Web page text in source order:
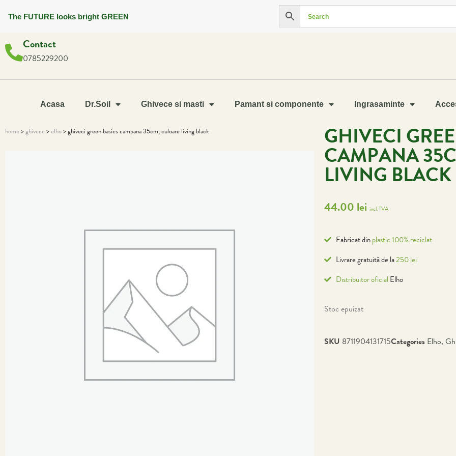
The FUTURE looks bright GREEN
Contact
0785229200
Acasa Dr.Soil Ghivece si masti Pamant si componente Ingrasaminte
home>ghivece>elho> ghiveci green basics campana 35cm, culoare living black GHIVECI
CAMPANA
LIVING BLACK
44.00 lei incl. TVA
Fabricat dinplastic 100% reciclat
Livrare gratuită de la250 lei
Distribuitor oficial Elho
Stoc epuizat
SKU 8711904131715Categories Elho,